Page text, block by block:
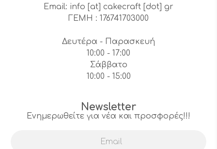
Email: info [at] cakecraft [dot] gr
ΓΕΜΗ : 176741703000
Δευτέρα - Παρασκευή
10:00 - 17:00
Σάββατο
10:00 - 15:00
Newsletter
Ενημερωθείτε για νέα και προσφορές!!!